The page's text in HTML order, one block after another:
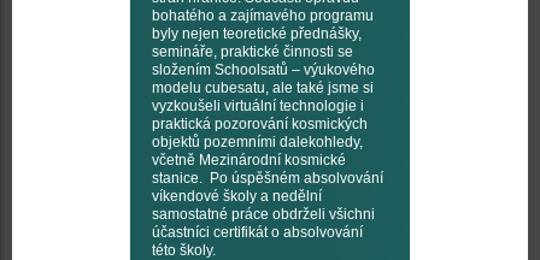
bohatého a zajímavého programu
byly nejen teoretické přednášky,
semináře, praktické činnosti se
složením Schoolsatů – výukového
modelu cubesatu, ale také jsme si
vyzkoušeli virtuální technologie i
praktická pozorování kosmických
objektů pozemními dalekohledy,
včetně Mezinárodní kosmické
stanice. Po úspěšném absolvování
víkendové školy a nedělní
samostatné práce obdrželi všichni
účastníci certifikát o absolvování
této školy.